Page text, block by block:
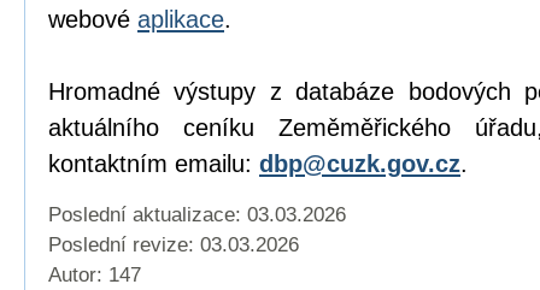
webové aplikace.
Hromadné výstupy z databáze bodových
aktuálního ceníku Zeměměřického
kontaktním emailu: dbp@cuzk.gov.cz.
Poslední aktualizace: 03.03.2026
Poslední revize: 03.03.2026
Autor: 147